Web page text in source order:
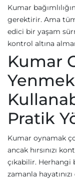
Kumar
gerektirir. Ama
edici bir yaşam
kontrol altına
Kumar
Pratik
Kumar oynamak
ancak hırsınızı
çıkabilir. Herhangi
zamanla